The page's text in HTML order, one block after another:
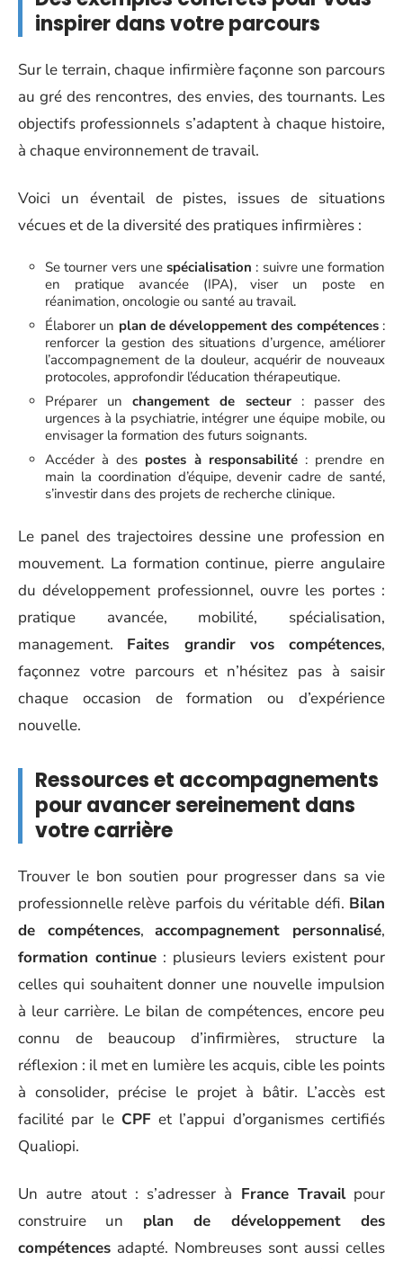
inspirer dans votre parcours
Sur le terrain, chaque infirmière façonne son parcours
au gré des rencontres, des envies, des tournants. Les
objectifs professionnels s’adaptent à chaque histoire,
à chaque environnement de travail.
Voici un éventail de pistes, issues de situations
vécues et de la diversité des pratiques infirmières :
Se tourner vers une spécialisation : suivre une formation
en pratique avancée (IPA), viser un poste en
réanimation, oncologie ou santé au travail.
Élaborer un plan de développement des compétences:
renforcer la gestion des situations d’urgence, améliorer
l’accompagnement de la douleur, acquérir de nouveaux
protocoles, approfondir l’éducation thérapeutique.
Préparer unchangement de secteur: passer des
urgences à la psychiatrie, intégrer une équipe mobile, ou
envisager la formation des futurs soignants.
Accéder à des postes à responsabilité: prendre en
main la coordination d’équipe, devenir cadre de santé,
s’investir dans des projets de recherche clinique.
Le panel des trajectoires dessine une profession en
mouvement. La formation continue, pierre angulaire
du développement professionnel, ouvre les portes :
pratique avancée, mobilité, spécialisation,
management. Faites grandir vos compétences,
façonnez votre parcours et n’hésitez pas à saisir
chaque occasion de formation ou d’expérience
nouvelle.
Ressources et accompagnements
pour avancer sereinement dans
votre carrière
Trouver le bon soutien pour progresser dans sa vie
professionnelle relève parfois du véritable défi. Bilan
de compétences,accompagnement personnalisé,
formation continue: plusieurs leviers existent pour
celles qui souhaitent donner une nouvelle impulsion
à leur carrière. Le bilan de compétences, encore peu
connu de beaucoup d’infirmières, structure la
réflexion : il met en lumière les acquis, cible les points
à consolider, précise le projet à bâtir. L’accès est
facilité par le CPFet l’appui d’organismes certifiés
Qualiopi.
Un autre atout : s’adresser à France Travailpour
construire un plan de développement des
compétences adapté. Nombreuses sont aussi celles